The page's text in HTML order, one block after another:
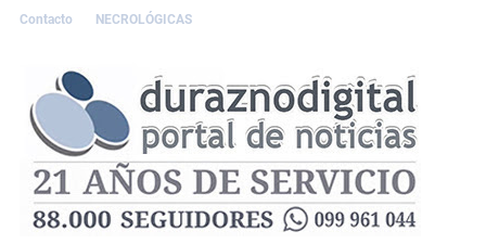
Contacto NECROLÓGICAS